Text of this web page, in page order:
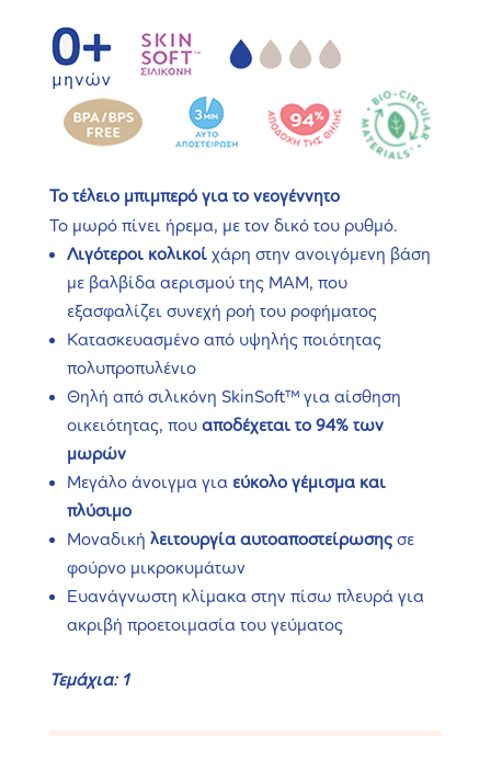
Το τέλειο μπιμπερό για το νεογέννητο
Το μωρό πίνει ήρεμα, με τον δικό του ρυθμό.
Λιγότεροι κολικοίχάρη στην ανοιγόμενη βάση
με βαλβίδα αερισμού της MAM, που
εξασφαλίζει συνεχή ροή του ροφήματος
Κατασκευασμένο από υψηλής ποιότητας
πολυπροπυλένιο
Θηλή από σιλικόνη SkinSoft™ για αίσθηση
οικειότητας, που αποδέχεται το 94% των
μωρών
Μεγάλο άνοιγμα για εύκολο γέμισμα και
πλύσιμο
Μοναδική λειτουργία αυτοαποστείρωσης σε
φούρνο μικροκυμάτων
Ευανάγνωστη κλίμακα στην πίσω πλευρά για
ακριβή προετοιμασία του γεύματος
Τεμάχια: 1